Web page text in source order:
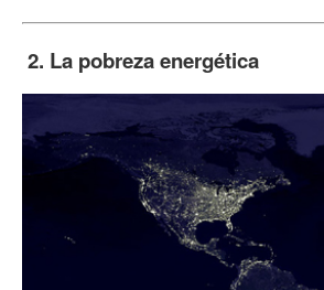
2. La pobreza energética